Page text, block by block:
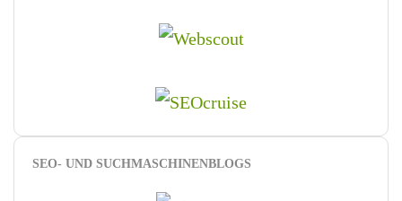
SEO- UND SUCHMASCHINENBLOGS